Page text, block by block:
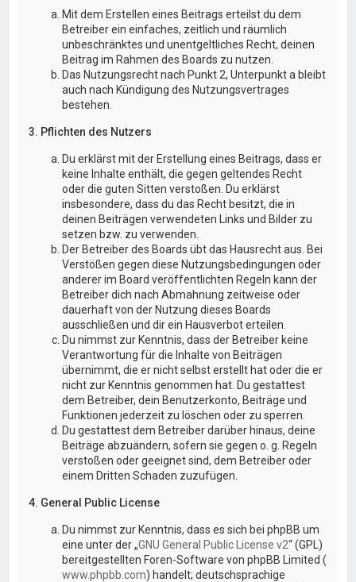
Mit dem Erstellen eines Beitrags erteilst du dem
Betreiber ein einfaches, zeitlich und räumlich
unbeschränktes und unentgeltliches Recht, deinen
Beitrag im Rahmen des Boards zu nutzen.
Das Nutzungsrecht nach Punkt 2, Unterpunkt a bleibt
auch nach Kündigung des Nutzungsvertrages
bestehen.
3. Pflichten des Nutzers
Du erklärst mit der Erstellung eines Beitrags, dass er
keine Inhalte enthält, die gegen geltendes Recht
oder die guten Sitten verstoßen. Du erklärst
insbesondere, dass du das Recht besitzt, die in
deinen Beiträgen verwendeten Links und Bilder zu
setzen bzw. zu verwenden.
Der Betreiber des Boards übt das Hausrecht aus. Bei
Verstößen gegen diese Nutzungsbedingungen oder
anderer im Board veröffentlichten Regeln kann der
Betreiber dich nach Abmahnung zeitweise oder
dauerhaft von der Nutzung dieses Boards
ausschließen und dir ein Hausverbot erteilen.
Du nimmst zur Kenntnis, dass der Betreiber keine
Verantwortung für die Inhalte von Beiträgen
übernimmt, die er nicht selbst erstellt hat oder die er
nicht zur Kenntnis genommen hat. Du gestattest
dem Betreiber, dein Benutzerkonto, Beiträge und
Funktionen jederzeit zu löschen oder zu sperren.
Du gestattest dem Betreiber darüber hinaus, deine
Beiträge abzuändern, sofern sie gegen o. g. Regeln
verstoßen oder geeignet sind, dem Betreiber oder
einem Dritten Schaden zuzufügen.
4. General Public License
Du nimmst zur Kenntnis, dass es sich bei phpBB um
eine unter der „GNU General Public License v2“ (GPL)
bereitgestellten Foren-Software von phpBB Limited (
www.phpbb.com) handelt; deutschsprachige